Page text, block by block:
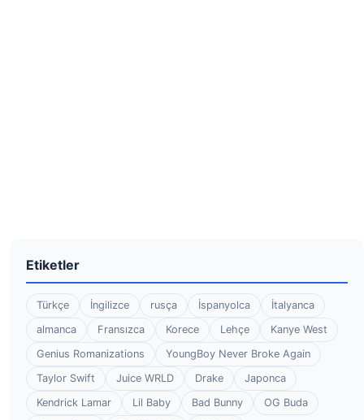
Etiketler
Türkçe İngilizce rusça İspanyolca
İtalyanca
almanca
Fransızca Korece Lehçe
Kanye West
Genius Romanizations
YoungBoy Never Broke Again
Taylor Swift
Juice WRLD Drake
Japonca
Kendrick Lamar
Lil Baby Bad Bunny
OG Buda